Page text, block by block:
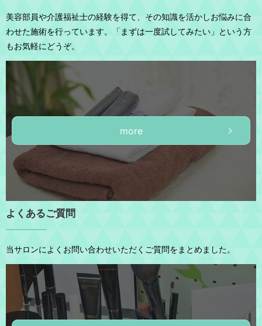
美容部員や介護福祉士の経験を得て、その知識を活かしお悩みに合
わせた施術を行っています。「まずは一度試してみたい」という方
もお気軽にどうぞ。
more
よくあるご質問
当サロンによくお問い合わせいただくご質問をまとめました。